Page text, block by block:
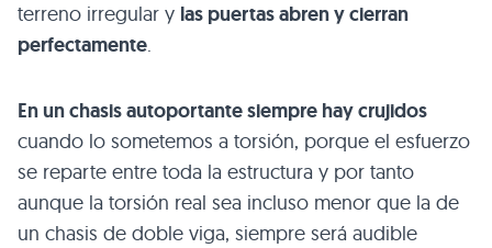
terreno irregular y las puertas abren y cierran
perfectamente.
En un chasis autoportante siempre hay crujidos
cuando lo sometemos a torsión, porque el esfuerzo
se reparte entre toda la estructura y por tanto
aunque la torsión real sea incluso menor que la de
un chasis de doble viga, siempre será audible